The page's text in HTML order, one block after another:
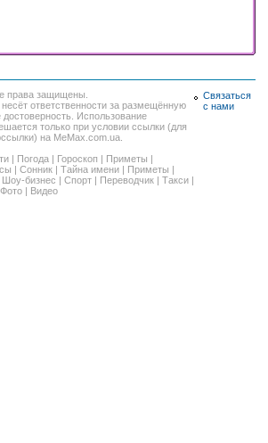
права защищены.
ответственности за размещённую
Использование
только при условии ссылки (для
на MeMax.com.ua.
| Погода | Гороскоп | Приметы |
| Сонник | Тайна имени | Приметы |
Шоу-бизнес | Спорт | Переводчик | Такси |
Фото | Видео
Связаться
с нами